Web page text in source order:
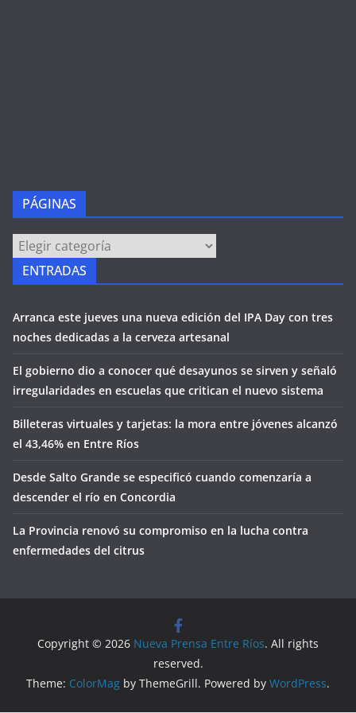
PÁGINAS
PÁGINAS
ENTRADAS
Arranca este jueves una nueva edición del IPA Day con tres
noches dedicadas a la cerveza artesanal
El gobierno dio a conocer qué desayunos se sirven y señaló
irregularidades en escuelas que critican el nuevo sistema
Billeteras virtuales y tarjetas: la mora entre jóvenes alcanzó
el 43,46% en Entre Ríos
Desde Salto Grande se especificó cuando comenzaría a
descender el río en Concordia
La Provincia renovó su compromiso en la lucha contra
enfermedades del citrus
Copyright © 2026 Nueva Prensa Entre Ríos. All rights
reserved.
Theme: ColorMag by ThemeGrill. Powered by WordPress.